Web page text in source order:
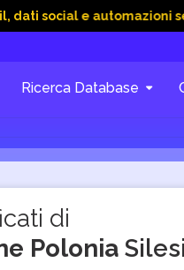
e automazioni senza
Ricerca Database
di
Polonia